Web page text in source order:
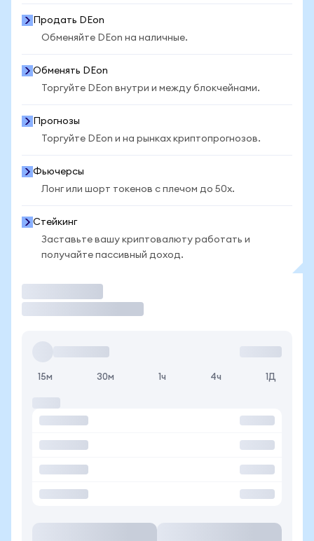
Продать DEon
Обменяйте DEon на наличные.
Обменять DEon
Торгуйте DEon внутри и между блокчейнами.
Прогнозы
Торгуйте DEon и на рынках криптопрогнозов.
Фьючерсы
Лонг или шорт токенов с плечом до 50x.
Стейкинг
Заставьте вашу криптовалюту работать и
получайте пассивный доход.
15м 30м 1ч 4ч 1Д